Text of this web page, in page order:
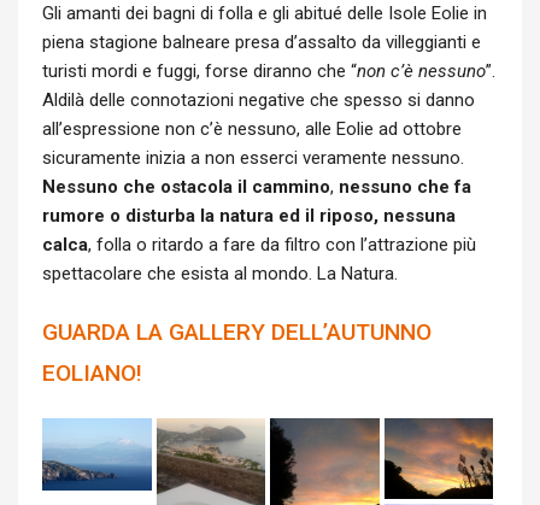
Gli amanti dei bagni di folla e gli abitué delle Isole Eolie in
piena stagione balneare presa d’assalto da villeggianti e
turisti mordi e fuggi, forse diranno che “non c’è nessuno”.
Aldilà delle connotazioni negative che spesso si danno
all’espressione non c’è nessuno, alle Eolie ad ottobre
sicuramente inizia a non esserci veramente nessuno.
Nessuno che ostacola il cammino, nessuno che fa
rumore o disturba la natura ed il riposo, nessuna
calca, folla o ritardo a fare da filtro con l’attrazione più
spettacolare che esista al mondo. La Natura.
GUARDA LA GALLERY DELL’AUTUNNO
EOLIANO!